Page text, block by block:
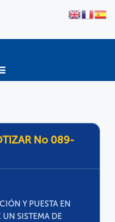
No 089-
Y PUESTA EN
SISTEMA DE